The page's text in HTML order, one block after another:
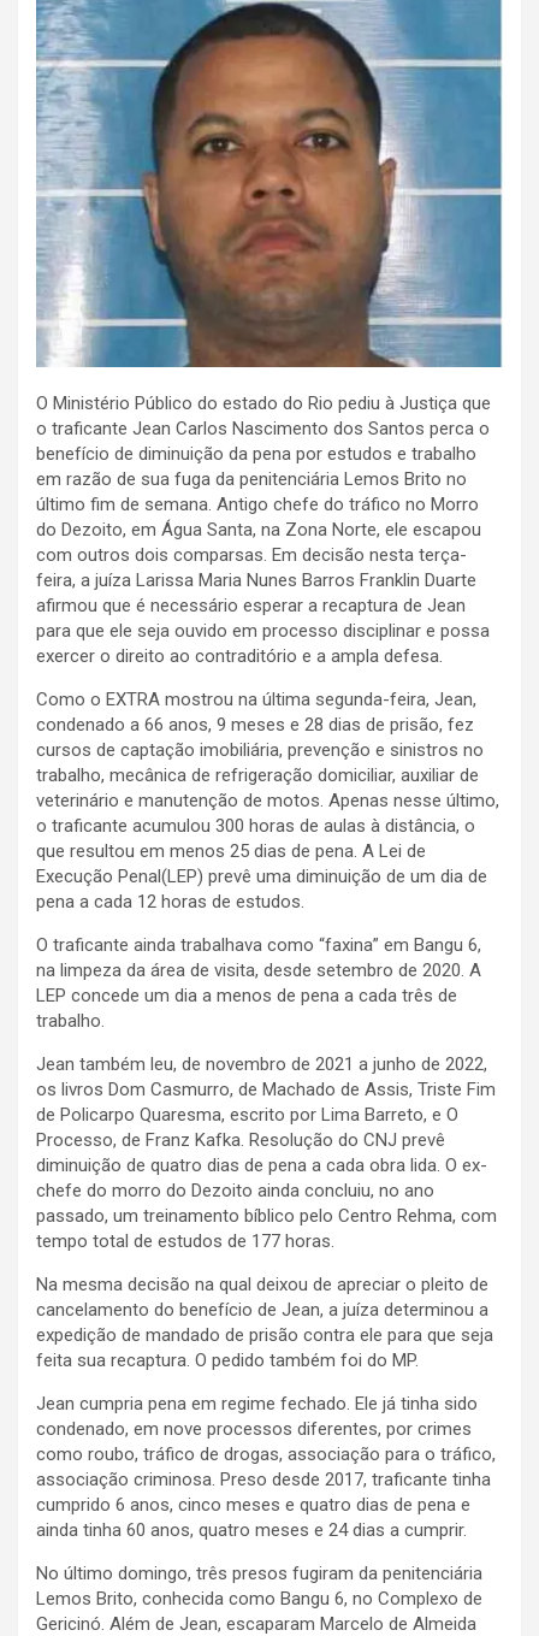
O Ministério Público do estado do Rio pediu à Justiça que
o traficante Jean Carlos Nascimento dos Santos perca o
benefício de diminuição da pena por estudos e trabalho
em razão de sua fuga da penitenciária Lemos Brito no
último fim de semana. Antigo chefe do tráfico no Morro
do Dezoito, em Água Santa, na Zona Norte, ele escapou
com outros dois comparsas. Em decisão nesta terça-
feira, a juíza Larissa Maria Nunes Barros Franklin Duarte
afirmou que é necessário esperar a recaptura de Jean
para que ele seja ouvido em processo disciplinar e possa
exercer o direito ao contraditório e a ampla defesa.
Como o EXTRA mostrou na última segunda-feira, Jean,
condenado a 66 anos, 9 meses e 28 dias de prisão, fez
cursos de captação imobiliária, prevenção e sinistros no
trabalho, mecânica de refrigeração domiciliar, auxiliar de
veterinário e manutenção de motos. Apenas nesse último,
o traficante acumulou 300 horas de aulas à distância, o
que resultou em menos 25 dias de pena. A Lei de
Execução Penal(LEP) prevê uma diminuição de um dia de
pena a cada 12 horas de estudos.
O traficante ainda trabalhava como “faxina” em Bangu 6,
na limpeza da área de visita, desde setembro de 2020. A
LEP concede um dia a menos de pena a cada três de
trabalho.
Jean também leu, de novembro de 2021 a junho de 2022,
os livros Dom Casmurro, de Machado de Assis, Triste Fim
de Policarpo Quaresma, escrito por Lima Barreto, e O
Processo, de Franz Kafka. Resolução do CNJ prevê
diminuição de quatro dias de pena a cada obra lida. O ex-
chefe do morro do Dezoito ainda concluiu, no ano
passado, um treinamento bíblico pelo Centro Rehma, com
tempo total de estudos de 177 horas.
Na mesma decisão na qual deixou de apreciar o pleito de
cancelamento do benefício de Jean, a juíza determinou a
expedição de mandado de prisão contra ele para que seja
feita sua recaptura. O pedido também foi do MP.
Jean cumpria pena em regime fechado. Ele já tinha sido
condenado, em nove processos diferentes, por crimes
como roubo, tráfico de drogas, associação para o tráfico,
associação criminosa. Preso desde 2017, traficante tinha
cumprido 6 anos, cinco meses e quatro dias de pena e
ainda tinha 60 anos, quatro meses e 24 dias a cumprir.
No último domingo, três presos fugiram da penitenciária
Lemos Brito, conhecida como Bangu 6, no Complexo de
Gericinó. Além de Jean, escaparam Marcelo de Almeida